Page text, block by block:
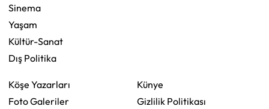
Sinema
Yaşam
Kültür-Sanat
Dış Politika
Köşe Yazarları
Foto Galeriler
Künye
Gizlilik Politikası